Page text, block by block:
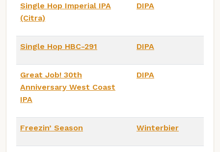
Single Hop Imperial IPA
(Citra)
DIPA
Single Hop HBC-291 DIPA
Great Job! 30th
Anniversary West Coast
IPA
DIPA
Freezin’ Season Winterbier